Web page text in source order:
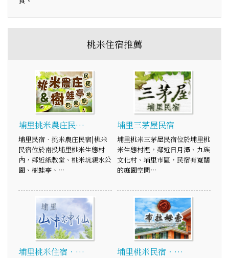
桃米住宿推薦
埔里挑米農庄民…
埔里民宿‧挑米農庄民宿|桃米
民宿位於南投埔里桃米生態村
內，鄰近紙教堂、桃米坑親水公
園、樹蛙亭、…
埔里三茅屋民宿
埔里桃米三茅屋民宿位於埔里桃
米生態村裡，鄰近日月潭、九族
文化村、埔里市區，民宿有寬闊
的庭園空間…
埔里桃米住宿‧… 埔里桃米民宿‧…